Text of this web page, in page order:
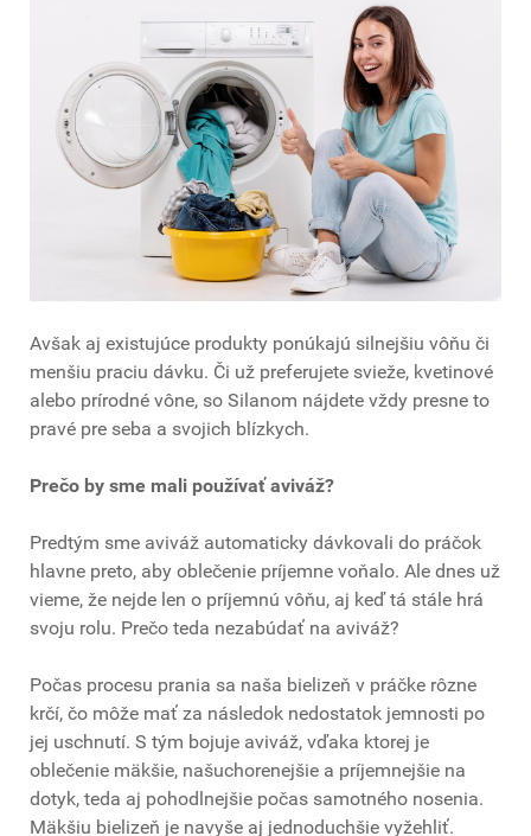
Avšak aj existujúce produkty ponúkajú silnejšiu vôňu či
menšiu praciu dávku. Či už preferujete svieže, kvetinové
alebo prírodné vône, so Silanom nájdete vždy presne to
pravé pre seba a svojich blízkych.
Prečo by sme mali používať aviváž?
Predtým sme aviváž automaticky dávkovali do práčok
hlavne preto, aby oblečenie príjemne voňalo. Ale dnes už
vieme, že nejde len o príjemnú vôňu, aj keď tá stále hrá
svoju rolu. Prečo teda nezabúdať na aviváž?
Počas procesu prania sa naša bielizeň v práčke rôzne
krčí, čo môže mať za následok nedostatok jemnosti po
jej uschnutí. S tým bojuje aviváž, vďaka ktorej je
oblečenie mäkšie, našuchorenejšie a príjemnejšie na
dotyk, teda aj pohodlnejšie počas samotného nosenia.
Mäkšiu bielizeň je navyše aj jednoduchšie vyžehliť.